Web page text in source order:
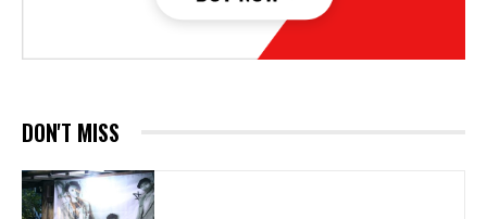
DON'T MISS